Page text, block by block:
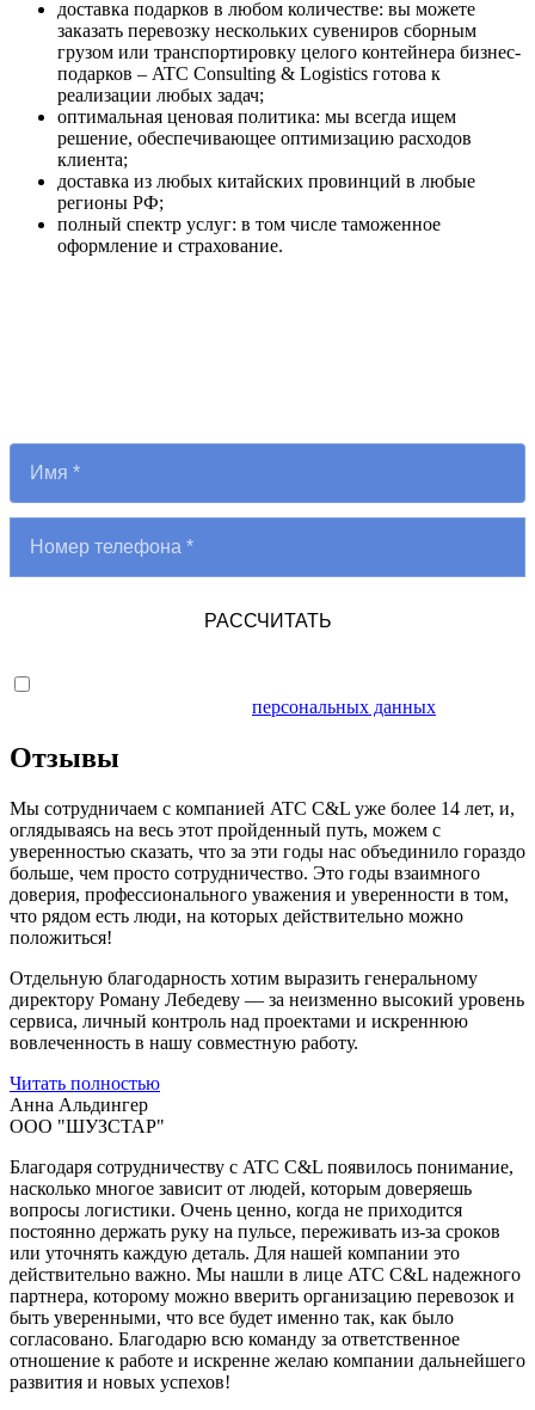
доставка подарков в любом количестве: вы можете
заказать перевозку нескольких сувениров сборным
грузом или транспортировку целого контейнера бизнес-
подарков – ATC Consulting & Logistics готова к
реализации любых задач;
оптимальная ценовая политика: мы всегда ищем
решение, обеспечивающее оптимизацию расходов
клиента;
доставка из любых китайских провинций в любые
регионы РФ;
полный спектр услуг: в том числе таможенное
оформление и страхование.
персональных данных
РАССЧИТАТЬ
Отзывы
Мы сотрудничаем с компанией ATC C&L уже более 14 лет, и,
оглядываясь на весь этот пройденный путь, можем с
уверенностью сказать, что за эти годы нас объединило гораздо
больше, чем просто сотрудничество. Это годы взаимного
доверия, профессионального уважения и уверенности в том,
что рядом есть люди, на которых действительно можно
положиться!
Отдельную благодарность хотим выразить генеральному
директору Роману Лебедеву — за неизменно высокий уровень
сервиса, личный контроль над проектами и искреннюю
вовлеченность в нашу совместную работу.
Читать полностью
Анна Альдингер
ООО "ШУЗСТАР"
Благодаря сотрудничеству с ATC C&L появилось понимание,
насколько многое зависит от людей, которым доверяешь
вопросы логистики. Очень ценно, когда не приходится
постоянно держать руку на пульсе, переживать из-за сроков
или уточнять каждую деталь. Для нашей компании это
действительно важно. Мы нашли в лице ATC C&L надежного
партнера, которому можно вверить организацию перевозок и
быть уверенными, что все будет именно так, как было
согласовано. Благодарю всю команду за ответственное
отношение к работе и искренне желаю компании дальнейшего
развития и новых успехов!